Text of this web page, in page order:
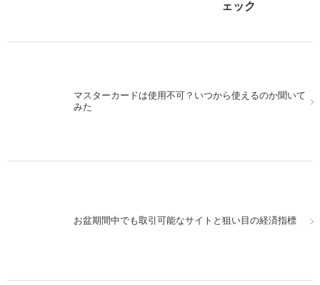
ェック
マスターカードは使用不可？いつから使えるのか聞いて
みた
お盆期間中でも取引可能なサイトと狙い目の経済指標